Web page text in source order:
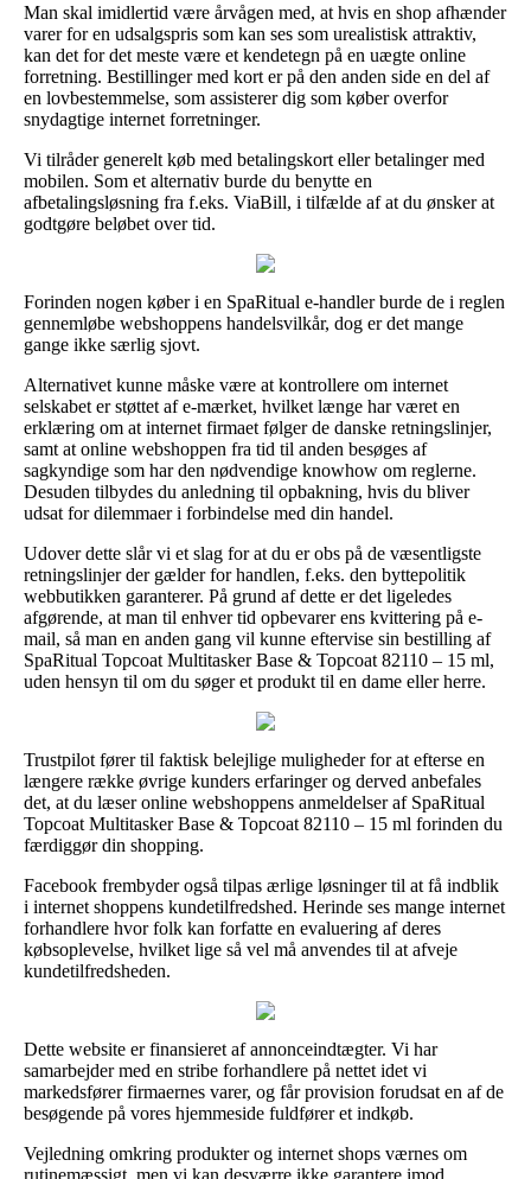
Man skal imidlertid være årvågen med, at hvis en shop afhænder
varer for en udsalgspris som kan ses som urealistisk attraktiv,
kan det for det meste være et kendetegn på en uægte online
forretning. Bestillinger med kort er på den anden side en del af
en lovbestemmelse, som assisterer dig som køber overfor
snydagtige internet forretninger.
Vi tilråder generelt køb med betalingskort eller betalinger med
mobilen. Som et alternativ burde du benytte en
afbetalingsløsning fra f.eks. ViaBill, i tilfælde af at du ønsker at
godtgøre beløbet over tid.
Forinden nogen køber i en SpaRitual e-handler burde de i reglen
gennemløbe webshoppens handelsvilkår, dog er det mange
gange ikke særlig sjovt.
Alternativet kunne måske være at kontrollere om internet
selskabet er støttet af e-mærket, hvilket længe har været en
erklæring om at internet firmaet følger de danske retningslinjer,
samt at online webshoppen fra tid til anden besøges af
sagkyndige som har den nødvendige knowhow om reglerne.
Desuden tilbydes du anledning til opbakning, hvis du bliver
udsat for dilemmaer i forbindelse med din handel.
Udover dette slår vi et slag for at du er obs på de væsentligste
retningslinjer der gælder for handlen, f.eks. den byttepolitik
webbutikken garanterer. På grund af dette er det ligeledes
afgørende, at man til enhver tid opbevarer ens kvittering på e-
mail, så man en anden gang vil kunne eftervise sin bestilling af
SpaRitual Topcoat Multitasker Base & Topcoat 82110 – 15 ml,
uden hensyn til om du søger et produkt til en dame eller herre.
Trustpilot fører til faktisk belejlige muligheder for at efterse en
længere række øvrige kunders erfaringer og derved anbefales
det, at du læser online webshoppens anmeldelser af SpaRitual
Topcoat Multitasker Base & Topcoat 82110 – 15 ml forinden du
færdiggør din shopping.
Facebook frembyder også tilpas ærlige løsninger til at få indblik
i internet shoppens kundetilfredshed. Herinde ses mange internet
forhandlere hvor folk kan forfatte en evaluering af deres
købsoplevelse, hvilket lige så vel må anvendes til at afveje
kundetilfredsheden.
Dette website er finansieret af annonceindtægter. Vi har
samarbejder med en stribe forhandlere på nettet idet vi
markedsfører firmaernes varer, og får provision forudsat en af de
besøgende på vores hjemmeside fuldfører et indkøb.
Vejledning omkring produkter og internet shops værnes om
rutinemæssigt, men vi kan desværre ikke garantere imod